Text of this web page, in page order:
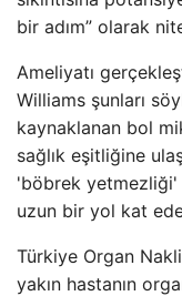
bir adım” olarak
Ameliyatı
Williams şunları
kaynaklanan bol
sağlık eşitliğine
'böbrek yetmezliği'
uzun bir yol kat
Türkiye Organ
yakın hastanın